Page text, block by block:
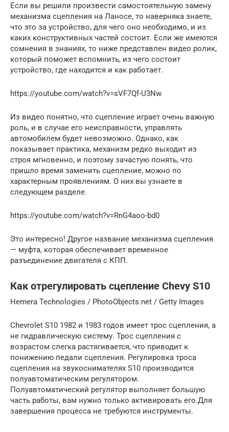
Если вы решили произвести самостоятельную замену
механизма сцепления на Ланосе, то наверняка знаете,
что это за устройство, для чего оно необходимо, и из
каких конструктивных частей состоит. Если же имеются
сомнения в знаниях, то ниже представлен видео ролик,
который поможет вспомнить, из чего состоит
устройство, где находится и как работает.
https://youtube.com/watch?v=sVF7Qf-U3Nw
Из видео понятно, что сцепление играет очень важную
роль, и в случае его неисправности, управлять
автомобилем будет невозможно. Однако, как
показывает практика, механизм редко выходит из
строя мгновенно, и поэтому зачастую понять, что
пришло время заменить сцепление, можно по
характерным проявлениям. О них вы узнаете в
следующем разделе.
https://youtube.com/watch?v=RnG4aoo-bd0
Это интересно! Другое название механизма сцепления
— муфта, которая обеспечивает временное
разъединение двигателя с КПП.
Как отрегулировать сцепление Chevy S10
Hemera Technologies / PhotoObjects.net / Getty Images
Chevrolet S10 1982 и 1983 годов имеет трос сцепления, а
не гидравлическую систему. Трос сцепления с
возрастом слегка растягивается, что приводит к
понижению педали сцепления. Регулировка троса
сцепления на звукоснимателях S10 производится
полуавтоматическим регулятором.
Полуавтоматический регулятор выполняет большую
часть работы, вам нужно только активировать его.Для
завершения процесса не требуются инструменты.